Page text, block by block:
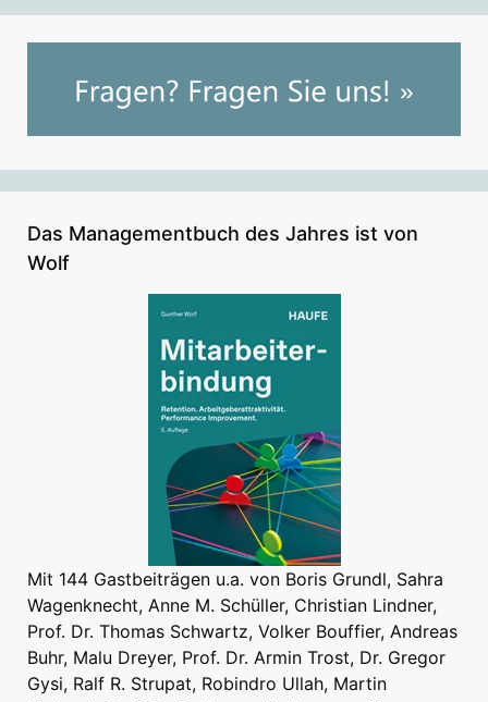
Das Managementbuch des Jahres ist von
Wolf
Mit 144 Gastbeiträgen u.a. von Boris Grundl, Sahra
Wagenknecht, Anne M. Schüller, Christian Lindner,
Prof. Dr. Thomas Schwartz, Volker Bouffier, Andreas
Buhr, Malu Dreyer, Prof. Dr. Armin Trost, Dr. Gregor
Gysi, Ralf R. Strupat, Robindro Ullah, Martin